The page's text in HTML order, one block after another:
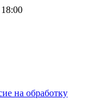
на обработку